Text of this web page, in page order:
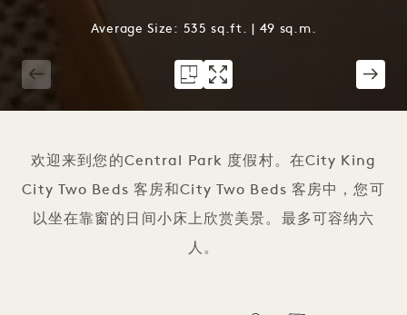
Average Size: 535 sq.ft. | 49 sq.m.
欢迎来到您的Central Park 度假村。在City King
City Two Beds 客房和City Two Beds 客房中，您可
以坐在靠窗的日间小床上欣赏美景。最多可容纳六
人。